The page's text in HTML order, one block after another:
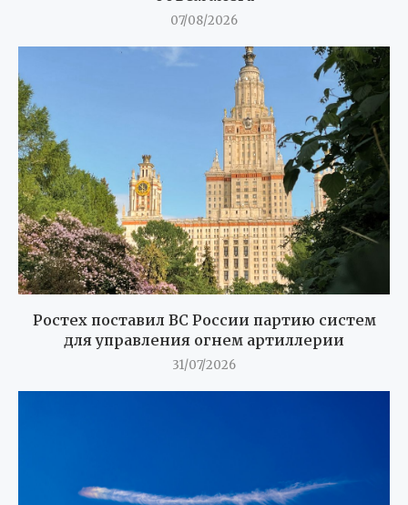
07/08/2026
Ростех поставил ВС России партию систем
для управления огнем артиллерии
31/07/2026